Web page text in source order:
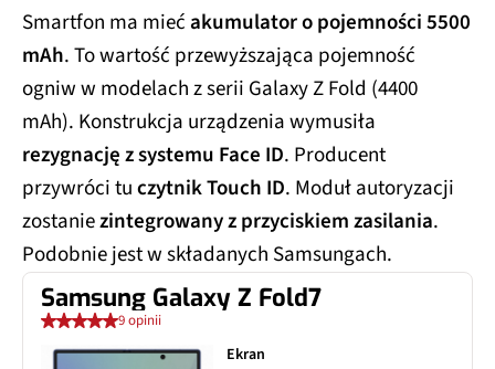
Smartfon ma miećakumulator o pojemności 5500
mAh. To wartość przewyższająca pojemność
ogniw w modelach z serii Galaxy Z Fold (4400
mAh). Konstrukcja urządzenia wymusiła
rezygnację z systemu Face ID. Producent
przywróci tuczytnik Touch ID. Moduł autoryzacji
zostaniezintegrowany z przyciskiem zasilania.
Podobnie jest w składanych Samsungach.
Samsung Galaxy Z Fold7
9 opinii
Ekran